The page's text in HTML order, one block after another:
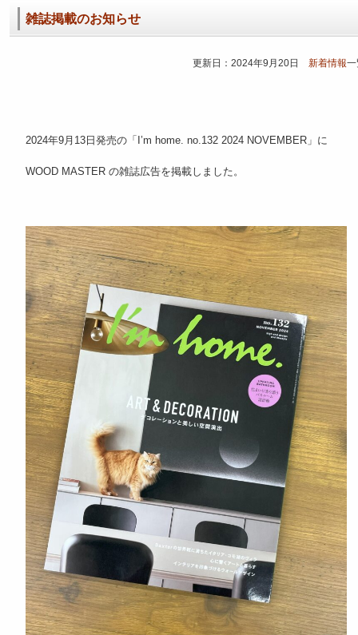
雑誌掲載のお知らせ
更新日：2024年9月20日新着情報
2024年9月13日発売の「I’m home. no.132 2024 NOVEMBER」に
WOOD MASTER の雑誌広告を掲載しました。